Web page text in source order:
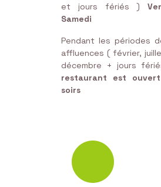
et jours fériés )
Samedi
Pendant les périodes
affluences ( février,
décembre + jours
restaurant est
soirs